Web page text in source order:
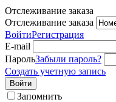
Отслеживание заказа
Отслеживание заказа
ВойтиРегистрация
E-mail
ПарольЗабыли пароль?
Создать учетную запись
Войти
Запомнить